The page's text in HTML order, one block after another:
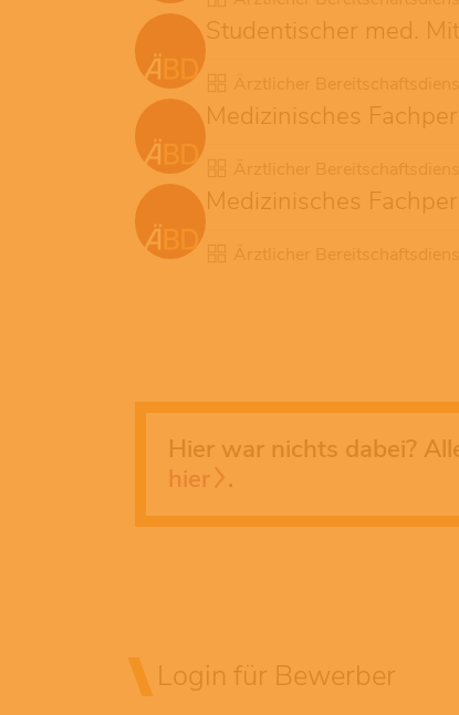
Studentischer med.
Medizinisches
Medizinisches
Hier war nichts dabei?
hier .
Login für Bewerber